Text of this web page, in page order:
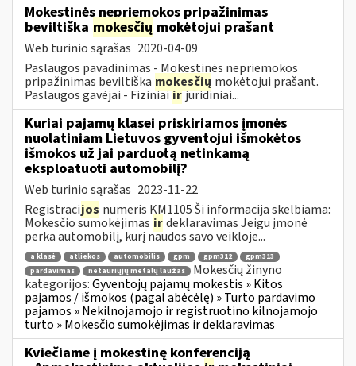
Mokestinės nepriemokos pripažinimas
beviltiška mokesčių mokėtojui prašant
Web turinio sąrašas 2020-04-09
Paslaugos pavadinimas - Mokestinės nepriemokos
pripažinimas beviltiška mokesčių mokėtojui prašant.
Paslaugos gavėjai - Fiziniaiirjuridiniai...
Kuriai pajamų klasei priskiriamos įmonės
nuolatiniam Lietuvos gyventojui išmokėtos
išmokos už jai parduotą netinkamą
eksploatuoti automobilį?
Web turinio sąrašas 2023-11-22
Registracijos numeris KM1105 Ši informacija skelbiama:
Mokesčio sumokėjimas irdeklaravimas Jeigu įmonė
perka automobilį, kurį naudos savo veikloje...
a klasė atliekos automobilis gpm gpm312
gpm313
pardavimas
netauriųjų metalų laužas
Mokesčių žinyno
kategorijos:Gyventojų pajamų mokestis » Kitos
pajamos / išmokos (pagal abėcėlę) » Turto pardavimo
pajamos » Nekilnojamojo ir registruotino kilnojamojo
turto » Mokesčio sumokėjimas ir deklaravimas
Kviečiame į mokestinę konferenciją